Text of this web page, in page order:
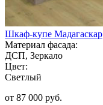
Шкаф-купе Мадагаскар
Материал фасада:
ДСП, Зеркало
Цвет:
Светлый
от 87 000 руб.